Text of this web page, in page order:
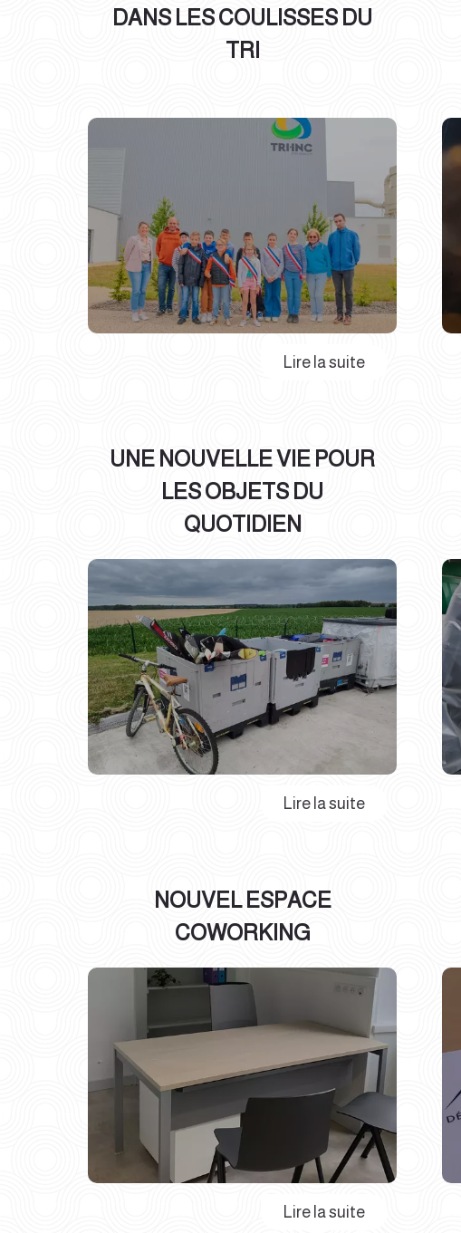
DANS LES COULISSES DU
TRI
UNE NOUVELLE VIE POUR
LES OBJETS DU
QUOTIDIEN
NOUVEL ESPACE
COWORKING